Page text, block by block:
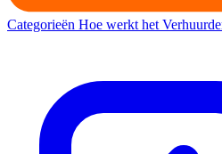
Categorieën Hoe werkt het